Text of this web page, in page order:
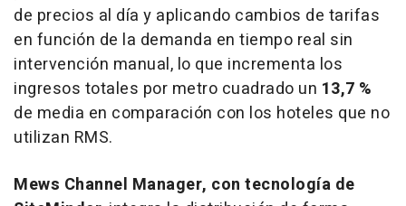
de precios al día y aplicando cambios de tarifas
en función de la demanda en tiempo real sin
intervención manual, lo que incrementa los
ingresos totales por metro cuadrado un 13,7 %
de media en comparación con los hoteles que no
utilizan RMS.
Mews Channel Manager, con tecnología de